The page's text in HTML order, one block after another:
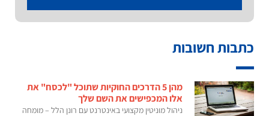
כתבות חשובות
מהן 5 הדרכים החוקיות שתוכל "לכסח" את
אלו המכפישים את השם שלך
ניהול מוניטין מקצועי באינטרנט עם רונן הלל – מומחה